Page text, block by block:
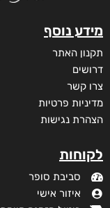
מידע נוסף
תקנון האתר
דרושים
צרו קשר
מדיניות פרטיות
הצהרת נגישות
לקוחות
סביבת סופר
איזור אישי